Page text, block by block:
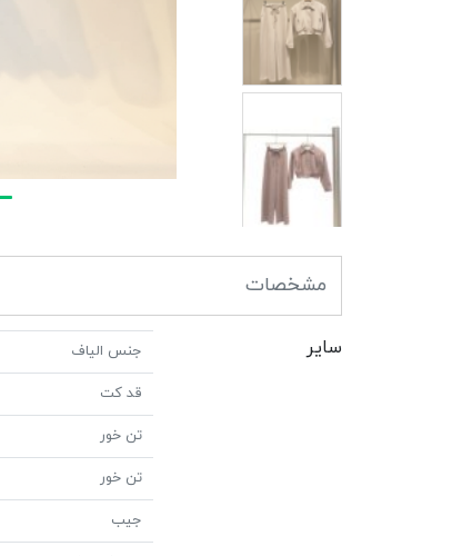
مشخصات
سایر جنس الیاف
قد کت
تن خور
تن خور
جیب